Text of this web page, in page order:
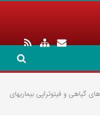
گیاهی و فیتوتراپی بیماریهای